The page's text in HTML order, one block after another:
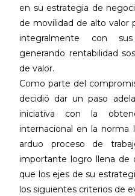
en su estrategia de
de movilidad de alto valor
integralmente con
generando rentabilidad
de valor.
Como parte del
decidió dar un paso
iniciativa con la
internacional en la norma
arduo proceso de
importante logro llena de
que los ejes de su
los siguientes criterios de